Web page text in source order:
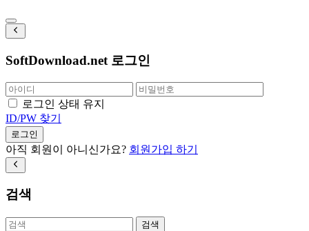
SoftDownload.net 로그인
로그인 상태 유지
ID/PW 찾기
로그인
아직 회원이 아니신가요? 회원가입 하기
검색
검색